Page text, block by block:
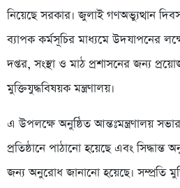
নিয়েছে সরকার। জুলাই গণঅভ্যুত্থান
ব্যাপক কর্মসূচির মাধ্যমে উদযাপনের
দপ্তর, সংস্থা ও মাঠ প্রশাসনের জন্য
মুক্তিযুদ্ধবিষয়ক মন্ত্রণালয়।
এ উপলক্ষে অনুষ্ঠিত আন্তঃমন্ত্রণালয় সভার
প্রতিষ্ঠানে পাঠানো হয়েছে এবং সিদ্ধান্ত
জন্য অনুরোধ জানানো হয়েছে। সম্প্রতি